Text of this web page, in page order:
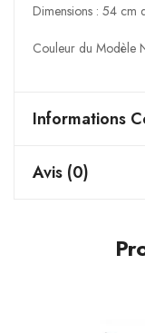
Dimensions : 54 cm
Couleur du Modèle
Informations
Avis (0)